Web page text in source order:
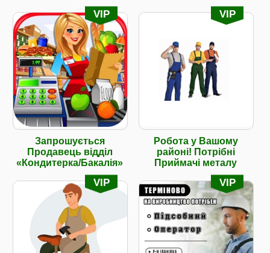
VIP
Запрошується
Продавець відділ
«Кондитерка/Бакалія»
VIP
Робота у Вашому
районі! Потрібні
Приймачі металу
VIP VIP